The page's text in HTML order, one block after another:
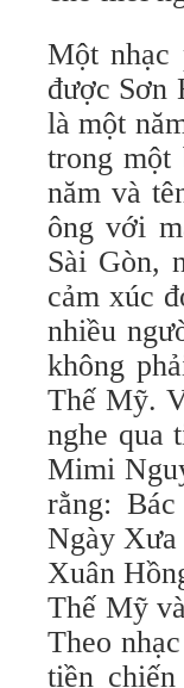
Một nhạc
được Sơn
là một
trong một
năm và
ông với
Sài Gòn,
cảm xúc
nhiều
không
Thế Mỹ.
nghe qua
Mimi
rằng:
Ngày
Xuân
Thế Mỹ
Theo
tiền